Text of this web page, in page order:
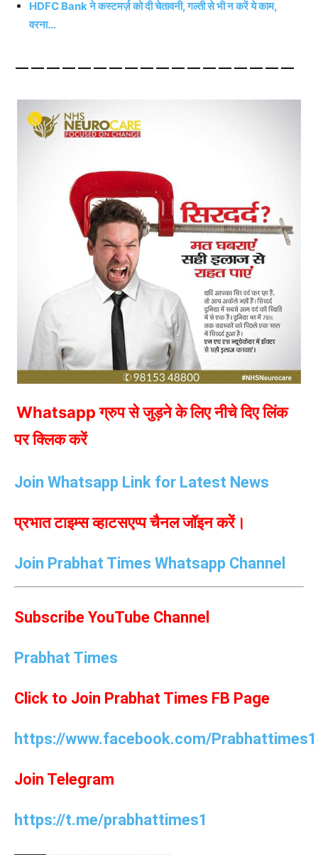
HDFC Bank ने कस्टमर्ज़ को दी चेतावनी, गल्ती से भी न करें ये काम,
वरना…
——————————————————
Whatsapp ग्रुप से जुड़ने के लिए नीचे दिए लिंक
पर क्लिक करें
Join Whatsapp Link for Latest News
प्रभात टाइम्स व्हाटसएप्प चैनल जॉइन करें।
Join Prabhat Times Whatsapp Channel
Subscribe YouTube Channel
Prabhat Times
Click to Join Prabhat Times FB Page
https://www.facebook.com/
Join Telegram
https://t.me/prabhattimes1